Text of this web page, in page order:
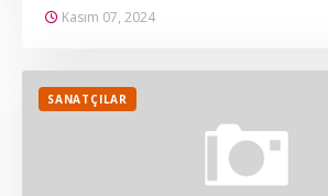
Kasım 07, 2024
SANATÇILAR